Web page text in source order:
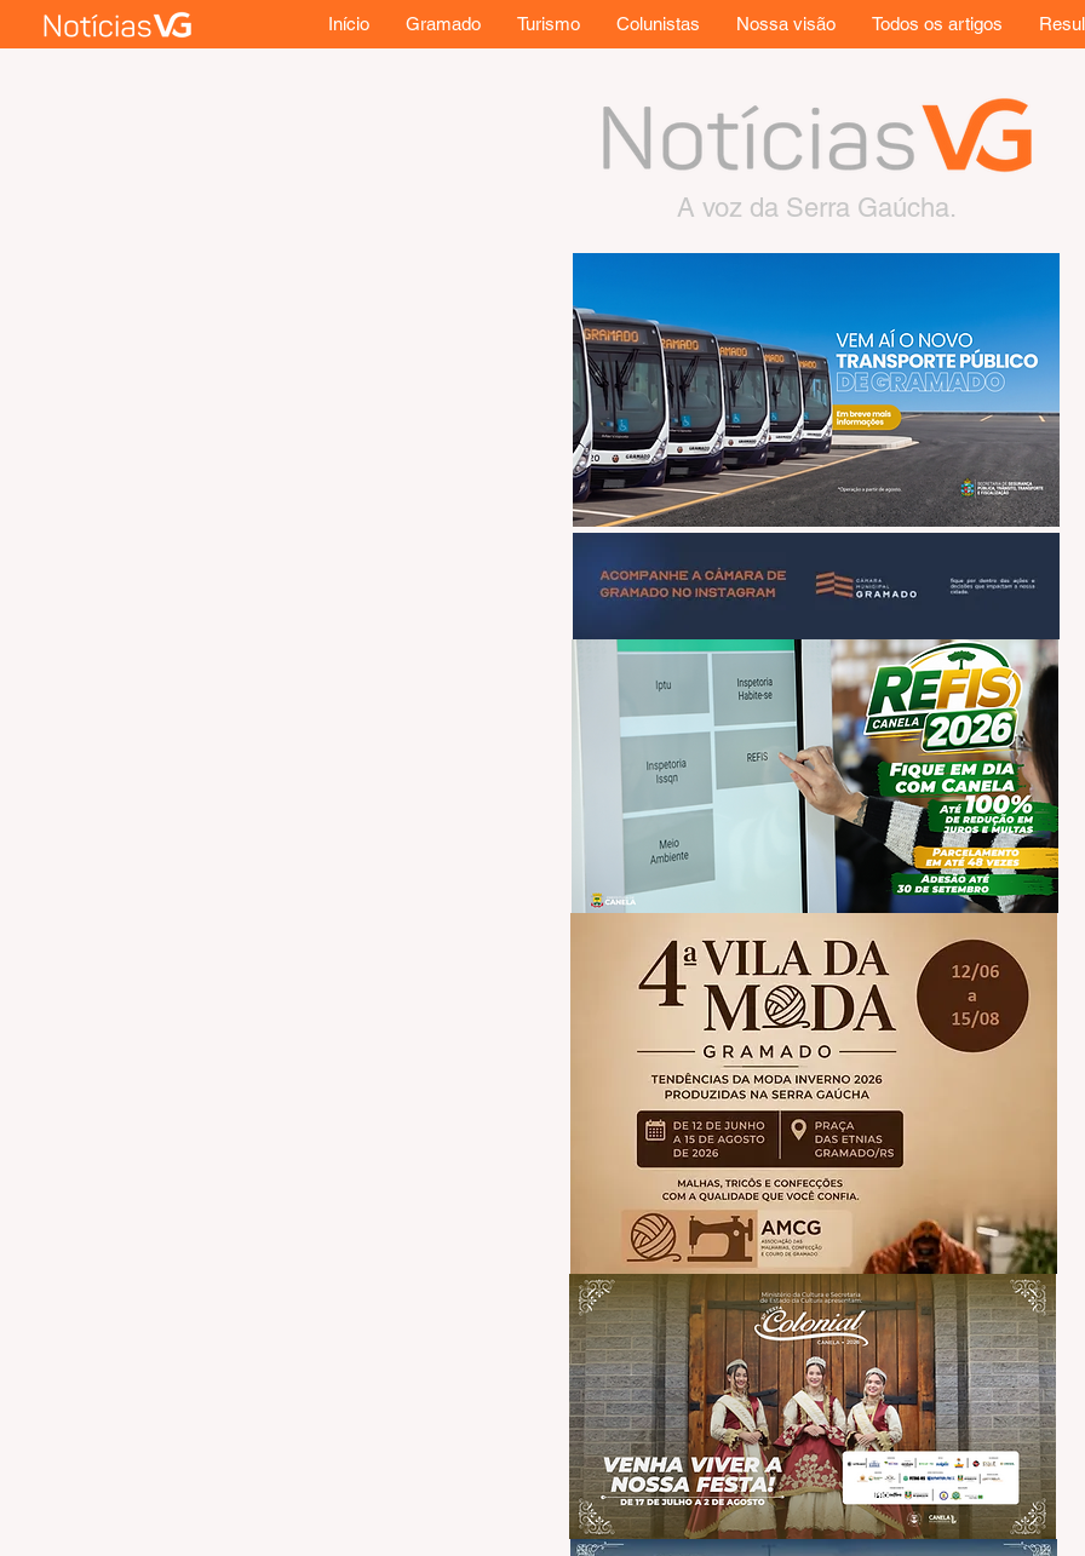
Início Gramado Turismo Colunistas Nossa visão Todos os artigos
A voz da Serra Gaúcha.